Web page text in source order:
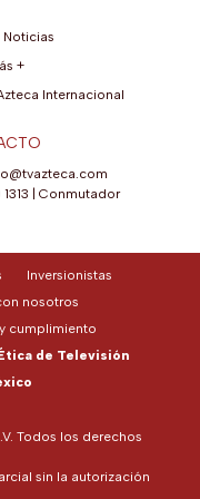
Noticias
+
Internacional
Conmutador
Todos los derechos
sin la autorización
Inversionistas
nosotros
cumplimiento
de Televisión